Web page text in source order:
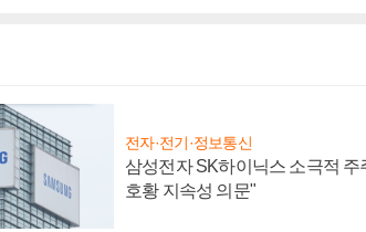
전자·전기·정보통신
삼성전자 SK하이닉스 소극적 주
호황 지속성 의문"